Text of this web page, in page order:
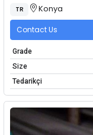
TR Konya
Contact Us
Grade
Size
Tedarikçi